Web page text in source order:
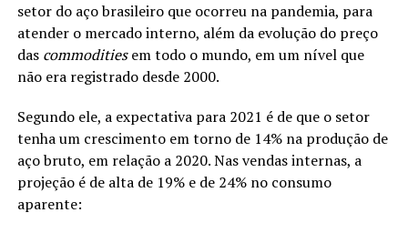
setor do aço brasileiro que ocorreu na pandemia, para
atender o mercado interno, além da evolução do preço
das commoditiesem todo o mundo, em um nível que
não era registrado desde 2000.
Segundo ele, a expectativa para 2021 é de que o setor
tenha um crescimento em torno de 14% na produção de
aço bruto, em relação a 2020. Nas vendas internas, a
projeção é de alta de 19% e de 24% no consumo
aparente: